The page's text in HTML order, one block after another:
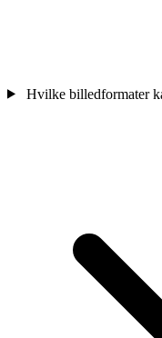
Hvilke billedformater